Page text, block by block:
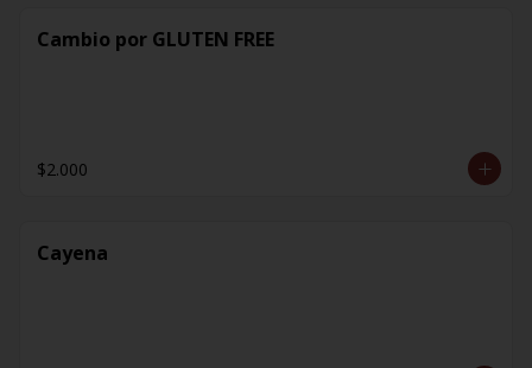
Cambio por GLUTEN FREE
$2.000
Cayena